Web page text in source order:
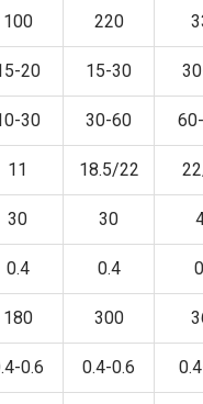
100 220
20 15-30
30 30-60
11 18.5/22
30 30
0.4 0.4
180 300
0.6 0.4-0.6